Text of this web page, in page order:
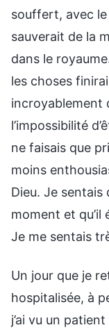
souffert, avec le
sauverait de la
dans le
les choses
incroyablement
l’impossibilité
ne faisais que
moins
Dieu. Je sentais
moment et qu’il
Je me sentais
Un jour que je
hospitalisée, à
j’ai vu un